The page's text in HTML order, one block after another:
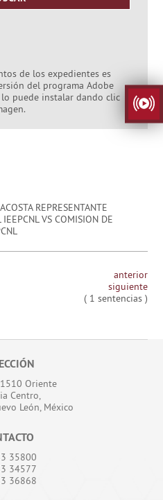
de los expedientes es
del programa Adobe
lo puede instalar dando clic
REPRESENTANTE
VS COMISION DE
anterior
siguiente
( 1 sentencias )
Oriente
Centro,
León, México
35800
34577
36868